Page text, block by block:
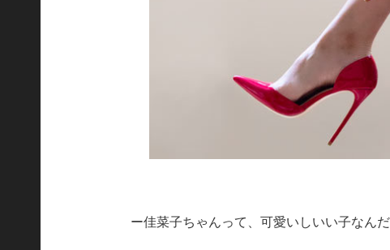
ー佳菜子ちゃんって、可愛いしいい子なん